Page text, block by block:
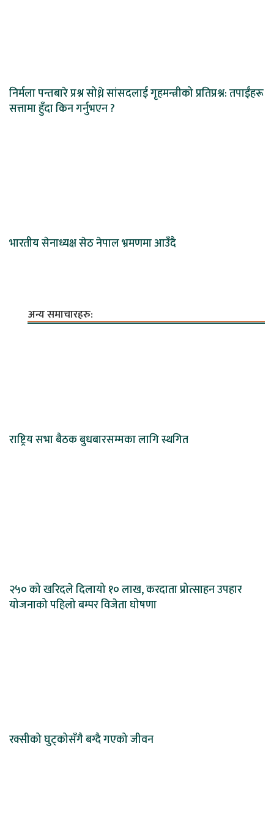
निर्मला पन्तबारे प्रश्न सोध्ने सांसदलाई गृहमन्त्रीको प्रतिप्रश्न: तपाईंहरू
सत्तामा हुँदा किन गर्नुभएन ?
भारतीय सेनाध्यक्ष सेठ नेपाल भ्रमणमा आउँदै
अन्य समाचारहरु:
राष्ट्रिय सभा बैठक बुधबारसम्मका लागि स्थगित
२५० को खरिदले दिलायो १० लाख, करदाता प्रोत्साहन उपहार
योजनाको पहिलो बम्पर विजेता घोषणा
रक्सीको घुट्कोसँगै बग्दै गएको जीवन